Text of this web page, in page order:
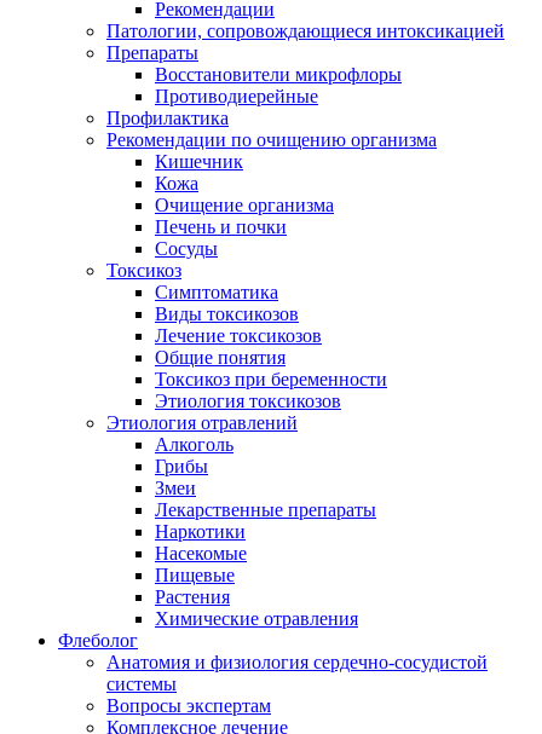
Рекомендации
Патологии, сопровождающиеся интоксикацией
Препараты
Восстановители микрофлоры
Противодиерейные
Профилактика
Рекомендации по очищению организма
Кишечник
Кожа
Очищение организма
Печень и почки
Сосуды
Токсикоз
Cимптоматика
Виды токсикозов
Лечение токсикозов
Общие понятия
Токсикоз при беременности
Этиология токсикозов
Этиология отравлений
Алкоголь
Грибы
Змеи
Лекарственные препараты
Наркотики
Насекомые
Пищевые
Растения
Химические отравления
Флеболог
Анатомия и физиология сердечно-сосудистой
системы
Вопросы экспертам
Комплексное лечение